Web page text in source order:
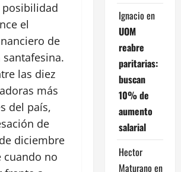
posibilidad
el
de
las diez
más
del país,
de
diciembre
cuando no
Ignacio en
UOM
reabre
paritarias:
buscan
10% de
aumento
salarial
Hector
Maturano en